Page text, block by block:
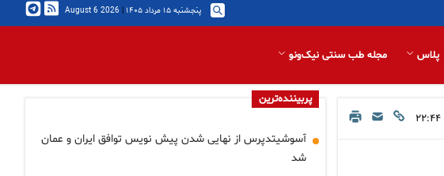
پنجشنبه ۱۵ مرداد ۱۴۰۵ |
2026 August 6
پلاس مجله طب سنتی نیک‌ونو
پربیننده‌ترین
آسوشیتدپرس از نهایی شدن پیش نویس توافق ایران و عمان
شد